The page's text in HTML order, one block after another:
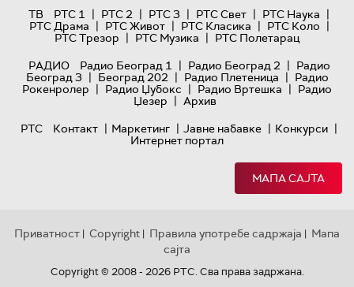
ТВ
РТС 1 | РТС 2 | РТС 3 | РТС Свет | РТС Наука |
РТС Драма | РТС Живот | РТС Класика | РТС Коло |
РТС Трезор | РТС Музика | РТС Полетарац
РАДИО
Радио Београд 1 | Радио Београд 2 | Радио
Београд 3 | Београд 202 | Радио Плетеница | Радио
Рокенролер | Радио Џубокс | Радио Вртешка | Радио
Џезер | Архив
РТС
Контакт | Маркетинг | Јавне набавке | Конкурси |
Интернет портал
МАПА САЈТА
Приватност | Copyright | Правила употребе садржаја | Мапа
сајта
Copyright © 2008 - 2026 РТС. Сва права задржана.